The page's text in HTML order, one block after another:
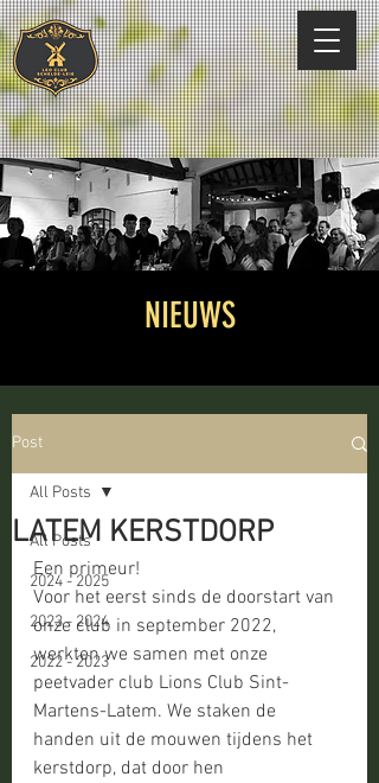
NIEUWS
Post
All Posts
2024 - 2025
2023 - 2024
2022 - 2023
All Posts
LATEM KERSTDORP
Een primeur!
Voor het eerst sinds de doorstart van
onze club in september 2022,
werkten we samen met onze
peetvader club Lions Club Sint-
Martens-Latem. We staken de
handen uit de mouwen tijdens het
kerstdorp, dat door hen